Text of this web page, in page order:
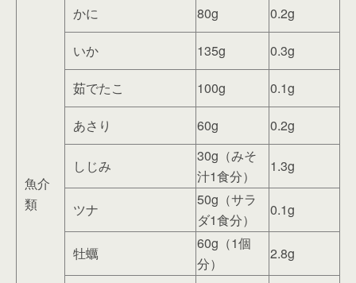
魚介
類
かに 80g 0.2g
いか 135g 0.3g
茹でたこ 100g 0.1g
あさり 60g 0.2g
しじみ
30g（みそ
汁1食分）
1.3g
ツナ
50g（サラ
ダ1食分）
0.1g
牡蠣
60g（1個
分）
2.8g